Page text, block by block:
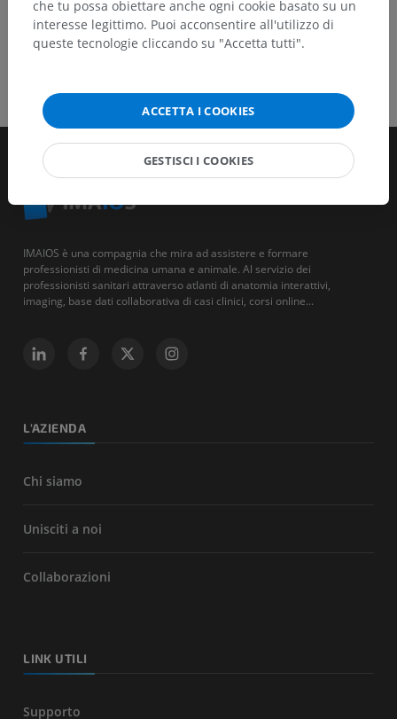
IMAIOS è una compagnia che mira ad assistere e formare
professionisti di medicina umana e animale. Al servizio dei
professionisti sanitari attraverso atlanti di anatomia interattivi,
imaging, base dati collaborativa di casi clinici, corsi online...
L'AZIENDA
Chi siamo
Unisciti a noi
Collaborazioni
LINK UTILI
Supporto
che tu possa obiettare anche ogni cookie basato su un
interesse legittimo. Puoi acconsentire all'utilizzo di
queste tecnologie cliccando su "Accetta tutti".
ACCETTA I COOKIES
GESTISCI I COOKIES